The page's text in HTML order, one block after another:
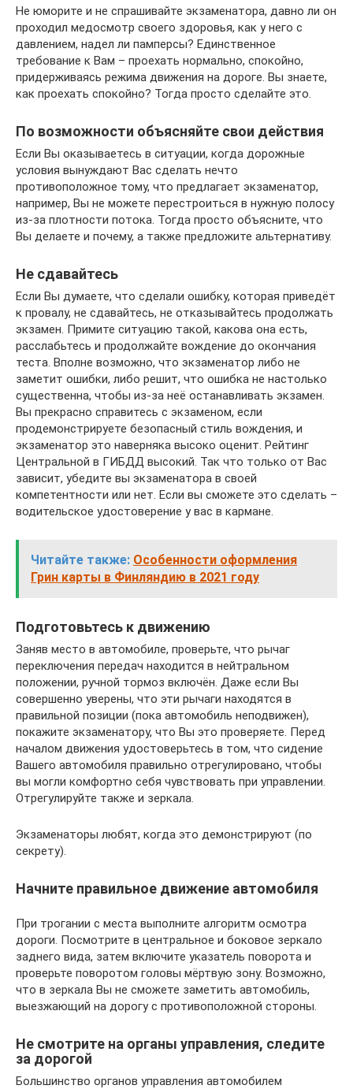
Не юморите и не спрашивайте экзаменатора, давно ли он
проходил медосмотр своего здоровья, как у него с
давлением, надел ли памперсы? Единственное
требование к Вам – проехать нормально, спокойно,
придерживаясь режима движения на дороге. Вы знаете,
как проехать спокойно? Тогда просто сделайте это.
По возможности объясняйте свои действия
Если Вы оказываетесь в ситуации, когда дорожные
условия вынуждают Вас сделать нечто
противоположное тому, что предлагает экзаменатор,
например, Вы не можете перестроиться в нужную полосу
из-за плотности потока. Тогда просто объясните, что
Вы делаете и почему, а также предложите альтернативу.
Не сдавайтесь
Если Вы думаете, что сделали ошибку, которая приведёт
к провалу, не сдавайтесь, не отказывайтесь продолжать
экзамен. Примите ситуацию такой, какова она есть,
расслабьтесь и продолжайте вождение до окончания
теста. Вполне возможно, что экзаменатор либо не
заметит ошибки, либо решит, что ошибка не настолько
существенна, чтобы из-за неё останавливать экзамен.
Вы прекрасно справитесь с экзаменом, если
продемонстрируете безопасный стиль вождения, и
экзаменатор это наверняка высоко оценит. Рейтинг
Центральной в ГИБДД высокий. Так что только от Вас
зависит, убедите вы экзаменатора в своей
компетентности или нет. Если вы сможете это сделать –
водительское удостоверение у вас в кармане.
Читайте также: Особенности оформления
Грин карты в Финляндию в 2021 году
Подготовьтесь к движению
Заняв место в автомобиле, проверьте, что рычаг
переключения передач находится в нейтральном
положении, ручной тормоз включён. Даже если Вы
совершенно уверены, что эти рычаги находятся в
правильной позиции (пока автомобиль неподвижен),
покажите экзаменатору, что Вы это проверяете. Перед
началом движения удостоверьтесь в том, что сидение
Вашего автомобиля правильно отрегулировано, чтобы
вы могли комфортно себя чувствовать при управлении.
Отрегулируйте также и зеркала.
Экзаменаторы любят, когда это демонстрируют (по
секрету).
Начните правильное движение автомобиля
При трогании с места выполните алгоритм осмотра
дороги. Посмотрите в центральное и боковое зеркало
заднего вида, затем включите указатель поворота и
проверьте поворотом головы мёртвую зону. Возможно,
что в зеркала Вы не сможете заметить автомобиль,
выезжающий на дорогу с противоположной стороны.
Не смотрите на органы управления, следите
за дорогой
Большинство органов управления автомобилем